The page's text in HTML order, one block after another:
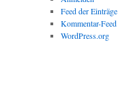
Feed der Einträge
Kommentar-Feed
WordPress.org